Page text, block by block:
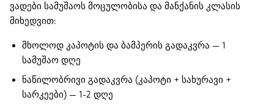
ვადები სამუშაოს მოცულობისა და მანქანის კლასის
მიხედვით:
მხოლოდ კაპოტის და ბამპერის გადაკვრა — 1
სამუშაო დღე
ნაწილობრივი გადაკვრა (კაპოტი + სახურავი +
სარკეები) — 1-2 დღე